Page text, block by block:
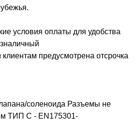
условия оплаты для удобства
предусмотрена отсрочка
соленоида Разъемы не
ТИП C - EN175301-